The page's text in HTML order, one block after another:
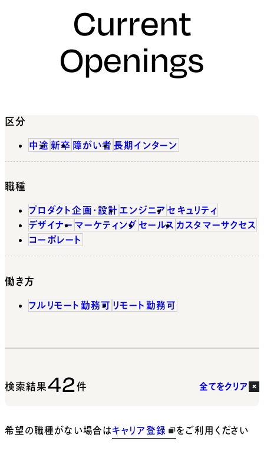
Current
Openings
区分
中途 新卒 障がい者 長期インターン
職種
プロダクト企画・設計 エンジニア セキュリティ
デザイナー マーケティング セールス カスタマーサクセス
コーポレート
働き方
フルリモート勤務可 リモート勤務可
検索結果42件 全てをクリア
希望の職種がない場合はキャリア登録 をご利用ください